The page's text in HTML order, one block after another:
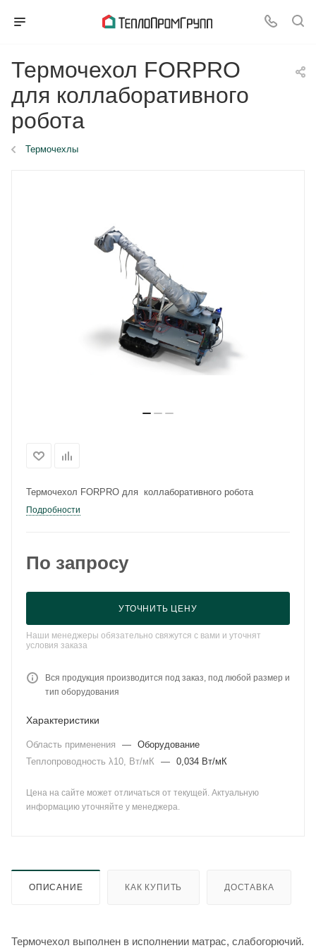
Термочехол FORPRO
для коллаборативного
робота
Термочехлы
Термочехол FORPRO для коллаборативного робота
Подробности
По запросу
УТОЧНИТЬ ЦЕНУ
Наши менеджеры обязательно свяжутся с вами и уточнят
условия заказа
Вся продукция производится под заказ, под любой размер и
тип оборудования
Характеристики
Область применения — Оборудование
Теплопроводность λ10, Вт/мК
— 0,034 Вт/мК
Цена на сайте может отличаться от текущей. Актуальную
информацию уточняйте у менеджера.
ОПИСАНИЕ КАК КУПИТЬ ДОСТАВКА
Термочехол выполнен в исполнении матрас, слабогорючий.